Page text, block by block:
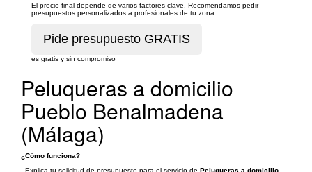
El precio final depende de varios factores clave. Recomendamos pedir
presupuestos personalizados a profesionales de tu zona.
es gratis y sin compromiso
Peluqueras a domicilio
Pueblo Benalmadena
(Málaga)
¿Cómo funciona?
- Explica tu solicitud de presupuesto para el servicio de Peluqueras a domicilio